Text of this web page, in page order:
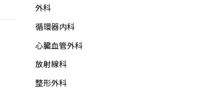
外科
循環器内科
心臓血管外科
放射線科
整形外科